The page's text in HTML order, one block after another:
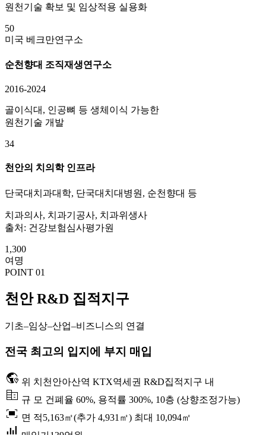
원천기술 확보 및 임상적용 실용화
50
미국 베크만연구소
순천향대 조직재생연구소
2016-2024
골이식대, 인공뼈 등 생체이식 가능한
원천기술 개발
34
천안의 치의학 인프라
단국대치과대학, 단국대치대병원, 순천향대 등
치과의사, 치과기공사, 치과위생사
출처: 건강보험심사평가원
1,300
여명
POINT 01
천안 R&D 집적지구
기초–임상–산업–비즈니스의 연결
전국 최고의 입지에 부지 매입
globe_location_pin 위 치 천안아산역 KTX역세권 R&D집적지구 내
corporate_fare 규 모 건폐율 60%, 용적률 300%, 10층 (상향조정가능)
fit_screen 면 적5,163㎡(추가 4,931㎡) 최대 10,094㎡
bar_chart_4_bars